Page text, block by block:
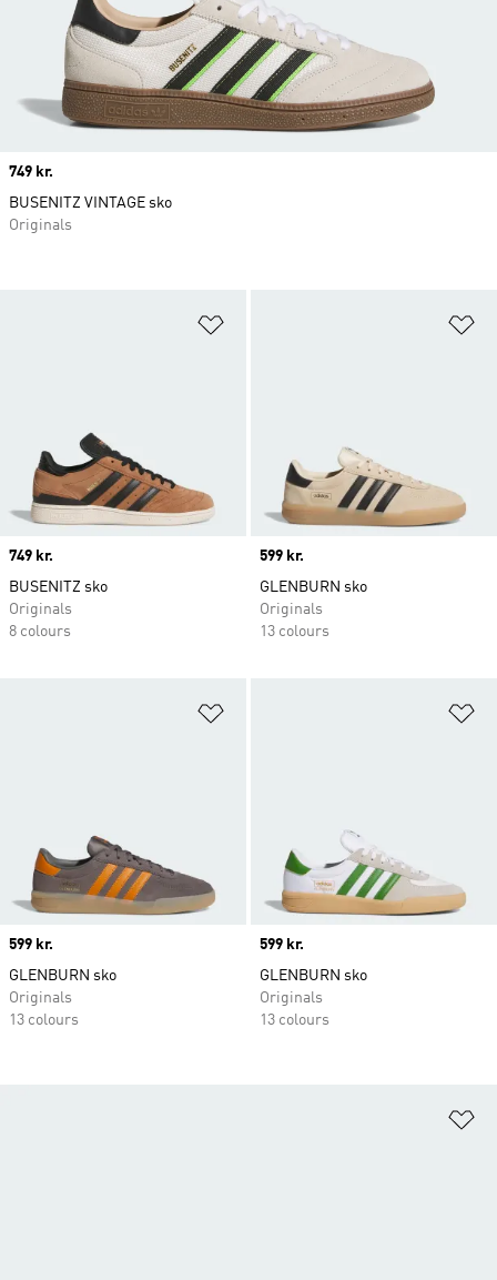
Price
749 kr.
BUSENITZ sko
Originals
8 colours
Price
599 kr.
GLENBURN sko
Originals
13 colours
Price
599 kr.
GLENBURN sko
Originals
13 colours
Price
599 kr.
GLENBURN sko
Originals
13 colours
Price
749 kr.
BUSENITZ VINTAGE sko
Originals